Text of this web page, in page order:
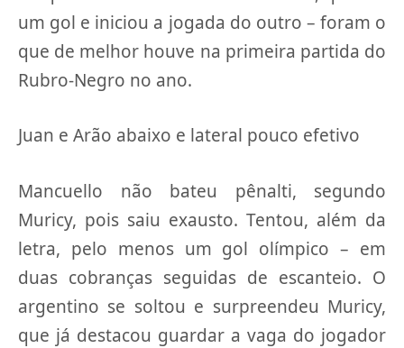
um gol e iniciou a jogada do outro – foram o
que de melhor houve na primeira partida do
Rubro-Negro no ano.
Juan e Arão abaixo e lateral pouco efetivo
Mancuello não bateu pênalti, segundo
Muricy, pois saiu exausto. Tentou, além da
letra, pelo menos um gol olímpico – em
duas cobranças seguidas de escanteio. O
argentino se soltou e surpreendeu Muricy,
que já destacou guardar a vaga do jogador